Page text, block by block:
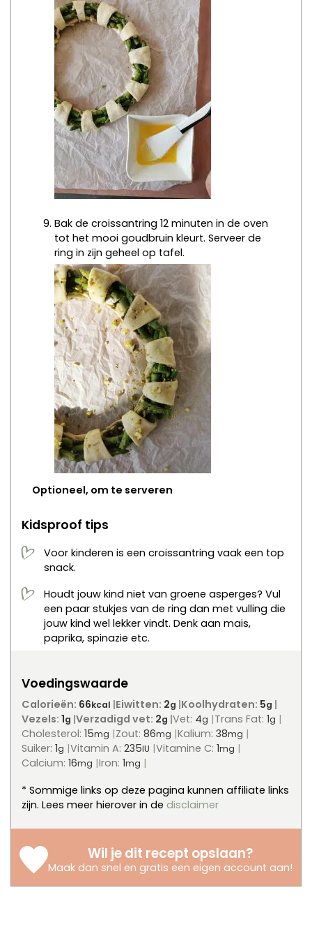
Bak de croissantring 12 minuten in de oven
tot het mooi goudbruin kleurt. Serveer de
ring in zijn geheel op tafel.
Optioneel, om te serveren
Kidsproof tips
Voor kinderen is een croissantring vaak een top
snack.
Houdt jouw kind niet van groene asperges? Vul
een paar stukjes van de ring dan met vulling die
jouw kind wel lekker vindt. Denk aan mais,
paprika, spinazie etc.
Voedingswaarde
Calorieën: 66kcal Koolhydraten: 5g
Eiwitten: 2g
Vet: 4g
Verzadigd vet: 2g Trans Fat: 1g
Cholesterol: 15mg Zout: 86mg Kalium: 38mg
Vezels: 1g
Suiker: 1g Vitamin A: 235IU Vitamine C: 1mg
Calcium: 16mg Iron: 1mg
* Sommige links op deze pagina kunnen affiliate links
zijn. Lees meer hierover in de
disclaimer
Wil je dit recept opslaan?
Maak dan snel en gratis een eigen account aan!